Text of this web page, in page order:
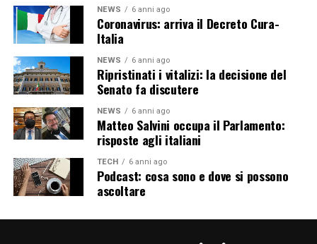
NEWS 6 anni ago
Coronavirus: arriva il Decreto Cura-
Italia
NEWS 6 anni ago
Ripristinati i vitalizi: la decisione del
Senato fa discutere
NEWS 6 anni ago
Matteo Salvini occupa il Parlamento:
risposte agli italiani
TECH 6 anni ago
Podcast: cosa sono e dove si possono
ascoltare